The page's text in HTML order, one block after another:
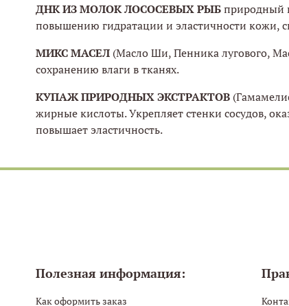
ДНК ИЗ МОЛОК ЛОСОСЕВЫХ РЫБприродный
повышению гидратации и эластичности
МИКС МАСЕЛ (Масло Ши, Пенника лугового,
сохранению влаги в тканях.
КУПАЖ ПРИРОДНЫХ ЭКСТРАКТОВ
жирные кислоты. Укрепляет стенки сосудов,
повышает эластичность.
Полезная информация:
Как оформить заказ